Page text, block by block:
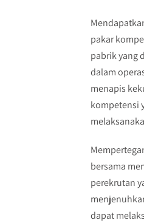
pakar
pabrik yang
dalam
menapis
kompetensi
bersama
perekrutan
dapat